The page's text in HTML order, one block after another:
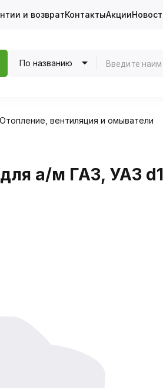
и возвратКонтактыАкции
По названию
Отопление, вентиляция и омыватели
а/м ГАЗ, УАЗ